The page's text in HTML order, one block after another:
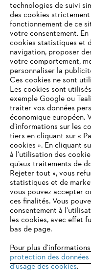
L'Entreprise
Questions /
Service
Conditions Générales
Mentions légales
VOTRE
N'EST PLUS
Vous utilisez un
en charge, et certaines
peuvent fonctionner
optimale de notre site,
l'un des navigateurs
technologies de suivi
des cookies
fonctionnement de ce
votre consentement.
cookies statistiques et
navigation, proposer
votre comportement,
personnaliser la
Ces cookies ne sont
Les cookies sont
exemple Google ou
traiter vos données
économique européen.
d’informations sur les
tiers en cliquant sur «
cookies ». En cliquant
à l'utilisation des
qu’aux traitements de
Rejeter tout », vous
statistiques et de
vous pouvez accepter
ces finalités. Vous
consentement à
les cookies, avec effet
bas de page.
Pour plus
protection des données
d'usage des cookies.